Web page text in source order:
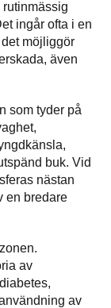
rutinmässig
ingår ofta i en
möjliggör
även
som tyder på
buk. Vid
nästan
en bredare
av
av